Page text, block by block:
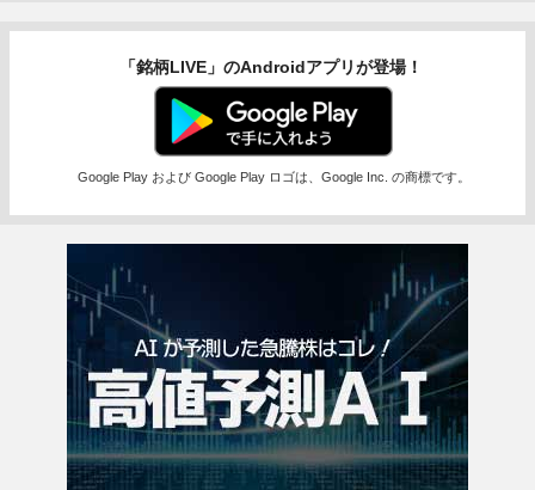
「銘柄LIVE」のAndroidアプリが登場！
Google Play および Google Play ロゴは、Google Inc. の商標です。